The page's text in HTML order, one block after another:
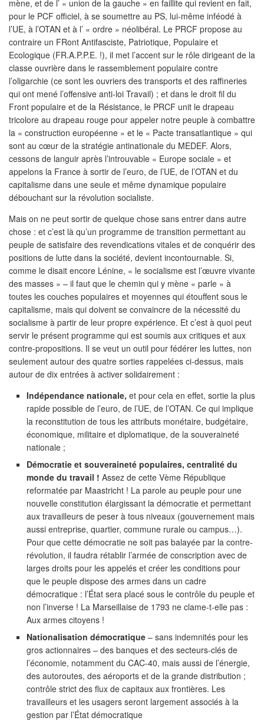
mène, et de l’ « union de la gauche » en faillite qui revient en fait,
pour le PCF officiel, à se soumettre au PS, lui-même inféodé à
l’UE, à l’OTAN et à l’ « ordre » néolibéral. Le PRCF propose au
contraire un FRont Antifasciste, Patriotique, Populaire et
Ecologique (FR.A.P.P.E. !), il met l’accent sur le rôle dirigeant de la
classe ouvrière dans le rassemblement populaire contre
l’oligarchie (ce sont les ouvriers des transports et des raffineries
qui ont mené l’offensive anti-loi Travail) ; et dans le droit fil du
Front populaire et de la Résistance, le PRCF unit le drapeau
tricolore au drapeau rouge pour appeler notre peuple à combattre
la « construction européenne » et le « Pacte transatlantique » qui
sont au cœur de la stratégie antinationale du MEDEF. Alors,
cessons de languir après l’introuvable « Europe sociale » et
appelons la France à sortir de l’euro, de l’UE, de l’OTAN et du
capitalisme dans une seule et même dynamique populaire
débouchant sur la révolution socialiste.
Mais on ne peut sortir de quelque chose sans entrer dans autre
chose : et c’est là qu’un programme de transition permettant au
peuple de satisfaire des revendications vitales et de conquérir des
positions de lutte dans la société, devient incontournable. Si,
comme le disait encore Lénine, « le socialisme est l’œuvre vivante
des masses » – il faut que le chemin qui y mène « parle » à
toutes les couches populaires et moyennes qui étouffent sous le
capitalisme, mais qui doivent se convaincre de la nécessité du
socialisme à partir de leur propre expérience. Et c’est à quoi peut
servir le présent programme qui est soumis aux critiques et aux
contre-propositions. Il se veut un outil pour fédérer les luttes, non
seulement autour des quatre sorties rappelées ci-dessus, mais
autour de dix entrées à activer solidairement :
Indépendance nationale, et pour cela en effet, sortie la plus
rapide possible de l’euro, de l’UE, de l’OTAN. Ce qui implique
la reconstitution de tous les attributs monétaire, budgétaire,
économique, militaire et diplomatique, de la souveraineté
nationale ;
Démocratie et souveraineté populaires, centralité du
monde du travail ! Assez de cette Vème République
reformatée par Maastricht ! La parole au peuple pour une
nouvelle constitution élargissant la démocratie et permettant
aux travailleurs de peser à tous niveaux (gouvernement mais
aussi entreprise, quartier, commune rurale ou campus…).
Pour que cette démocratie ne soit pas balayée par la contre-
révolution, il faudra rétablir l’armée de conscription avec de
larges droits pour les appelés et créer les conditions pour
que le peuple dispose des armes dans un cadre
démocratique : l’État sera placé sous le contrôle du peuple et
non l’inverse ! La Marseillaise de 1793 ne clame-t-elle pas :
Aux armes citoyens !
Nationalisation démocratique – sans indemnités pour les
gros actionnaires – des banques et des secteurs-clés de
l’économie, notamment du CAC-40, mais aussi de l’énergie,
des autoroutes, des aéroports et de la grande distribution ;
contrôle strict des flux de capitaux aux frontières. Les
travailleurs et les usagers seront largement associés à la
gestion par l’État démocratique